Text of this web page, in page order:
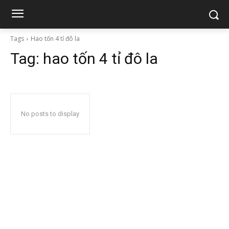
Tags Hao tốn 4 tỉ đô la
Tag: hao tốn 4 tỉ đô la
No posts to display